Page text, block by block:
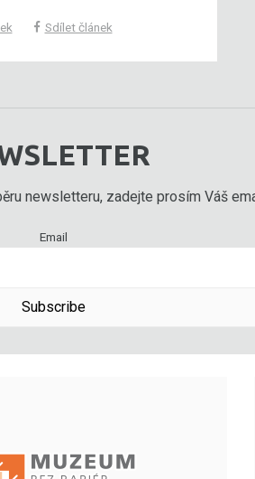
Sdílet článek
newsletteru, zadejte prosím Váš
Email
Subscribe